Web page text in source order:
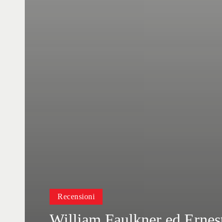
Recensioni